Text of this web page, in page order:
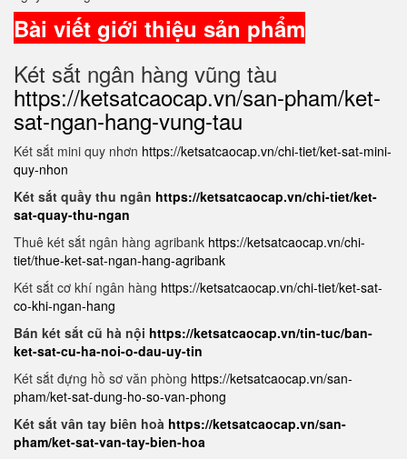
Bài viết giới thiệu sản phẩm
Két sắt ngân hàng vũng tàu
https://ketsatcaocap.vn/san-pham/ket-
sat-ngan-hang-vung-tau
Két sắt mini quy nhơn https://ketsatcaocap.vn/chi-tiet/ket-sat-mini-
quy-nhon
Két sắt quầy thu ngân https://ketsatcaocap.vn/chi-tiet/ket-
sat-quay-thu-ngan
Thuê két sắt ngân hàng agribank https://ketsatcaocap.vn/chi-
tiet/thue-ket-sat-ngan-hang-agribank
Két sắt cơ khí ngân hàng https://ketsatcaocap.vn/chi-tiet/ket-sat-
co-khi-ngan-hang
Bán két sắt cũ hà nội https://ketsatcaocap.vn/tin-tuc/ban-
ket-sat-cu-ha-noi-o-dau-uy-tin
Két sắt đựng hồ sơ văn phòng https://ketsatcaocap.vn/san-
pham/ket-sat-dung-ho-so-van-phong
Két sắt vân tay biên hoà https://ketsatcaocap.vn/san-
pham/ket-sat-van-tay-bien-hoa